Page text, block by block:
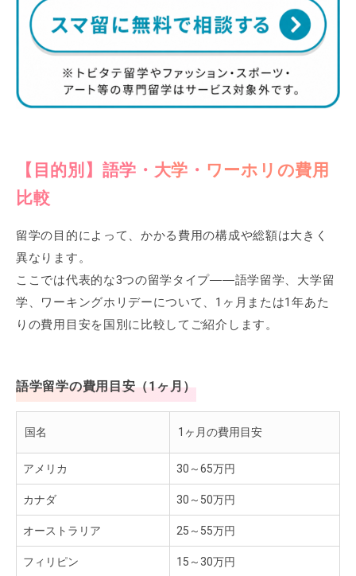
【目的別】語学・大学・ワーホリの費用
比較
留学の目的によって、かかる費用の構成や総額は大きく
異なります。
ここでは代表的な3つの留学タイプ――語学留学、大学留
学、ワーキングホリデーについて、1ヶ月または1年あた
りの費用目安を国別に比較してご紹介します。
語学留学の費用目安（1ヶ月）
国名 1ヶ月の費用目安
アメリカ 30～65万円
カナダ 30～50万円
オーストラリア 25～55万円
フィリピン 15～30万円